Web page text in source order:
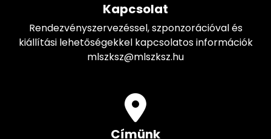
Kapcsolat
Rendezvényszervezéssel, szponzorációval és
kiállítási lehetőségekkel kapcsolatos információk
mlszksz@mlszksz.hu
Címünk